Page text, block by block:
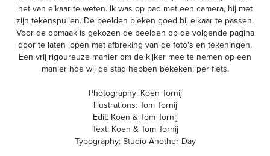
het van elkaar te weten. Ik was op pad met een camera, hij met
zijn tekenspullen. De beelden bleken goed bij elkaar te passen.
Voor de opmaak is gekozen de beelden op de volgende pagina
door te laten lopen met afbreking van de foto's en tekeningen.
Een vrij rigoureuze manier om de kijker mee te nemen op een
manier hoe wij de stad hebben bekeken: per fiets.
Photography: Koen Tornij
Illustrations: Tom Tornij
Edit: Koen & Tom Tornij
Text: Koen & Tom Tornij
Typography: Studio Another Day